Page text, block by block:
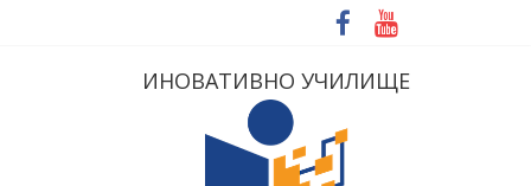
ИНОВАТИВНО УЧИЛИЩЕ